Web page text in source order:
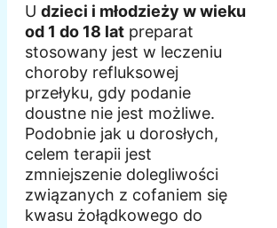
U dzieci i młodzieży w wieku
od 1 do 18 lat preparat
stosowany jest w leczeniu
choroby refluksowej
przełyku, gdy podanie
doustne nie jest możliwe.
Podobnie jak u dorosłych,
celem terapii jest
zmniejszenie dolegliwości
związanych z cofaniem się
kwasu żołądkowego do